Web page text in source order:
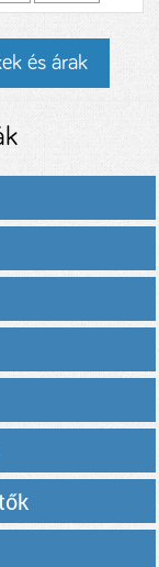
és árak